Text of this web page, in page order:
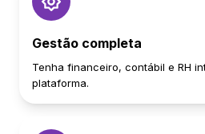
Gestão completa
Tenha financeiro, contábil e RH
plataforma.